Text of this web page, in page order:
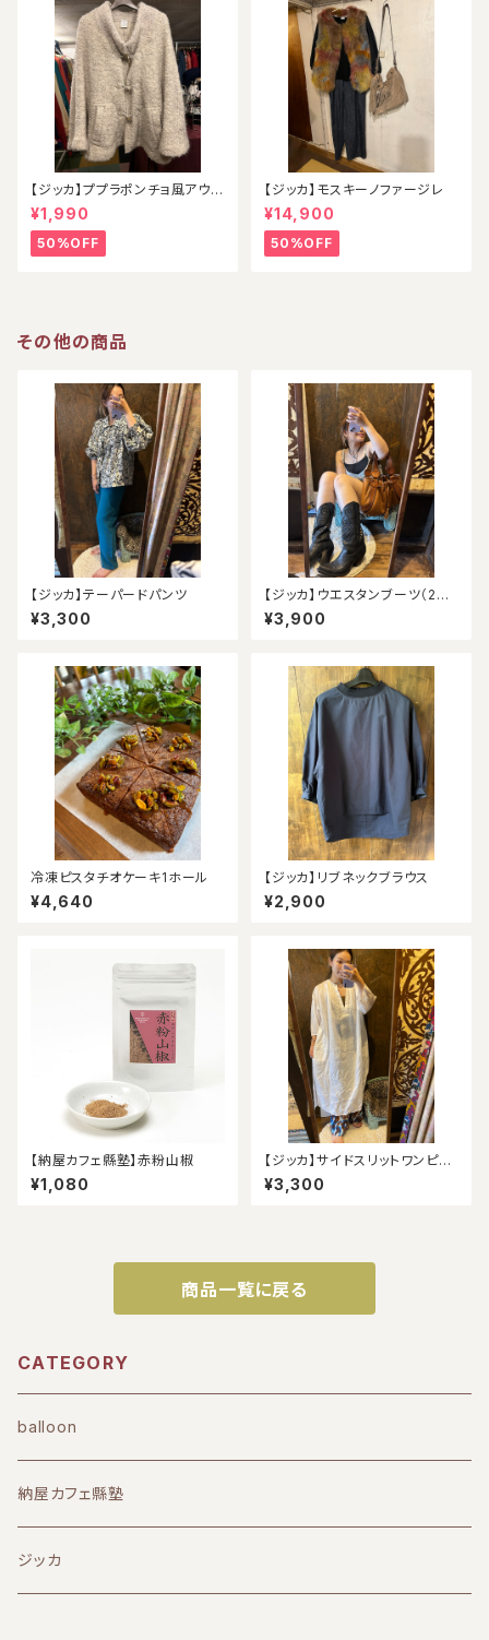
【ジッカ】ププラポンチョ風アウタ
ー
¥1,990
50%OFF
【ジッカ】モスキーノファージレ
¥14,900
50%OFF
その他の商品
【ジッカ】テーパードパンツ
¥3,300
【ジッカ】ウエスタンブーツ（24.
5）
¥3,900
冷凍ピスタチオケーキ1ホール
¥4,640
【ジッカ】リブネックブラウス
¥2,900
【納屋カフェ縣塾】赤粉山椒
¥1,080
【ジッカ】サイドスリットワンピー
ス（アウトレット）
¥3,300
商品一覧に戻る
CATEGORY
balloon
納屋カフェ縣塾
ジッカ